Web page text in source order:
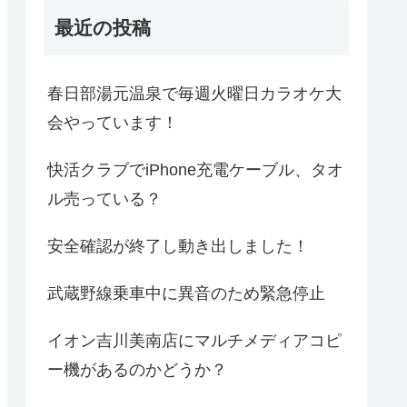
最近の投稿
春日部湯元温泉で毎週火曜日カラオケ大
会やっています！
快活クラブでiPhone充電ケーブル、タオ
ル売っている？
安全確認が終了し動き出しました！
武蔵野線乗車中に異音のため緊急停止
イオン吉川美南店にマルチメディアコピ
ー機があるのかどうか？